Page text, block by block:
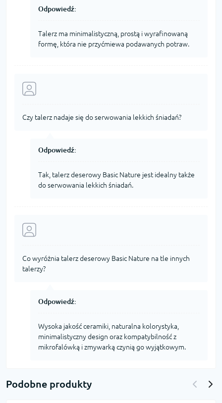
Odpowiedź:
Talerz ma minimalistyczną, prostą i wyrafinowaną
formę, która nie przyćmiewa podawanych potraw.
Czy talerz nadaje się do serwowania lekkich śniadań?
Odpowiedź:
Tak, talerz deserowy Basic Nature jest idealny także
do serwowania lekkich śniadań.
Co wyróżnia talerz deserowy Basic Nature na tle innych
talerzy?
Odpowiedź:
Wysoka jakość ceramiki, naturalna kolorystyka,
minimalistyczny design oraz kompatybilność z
mikrofalówką i zmywarką czynią go wyjątkowym.
Podobne produkty